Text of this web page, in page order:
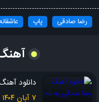
یه کاری کن توو آینه روم بشه
بگو چه جور تو رو از دلم جدا
بودن تو برام یه درد و نبودنت
رضا صادقی پاپ
دانلود
۷ آبان ۱۴۰۴